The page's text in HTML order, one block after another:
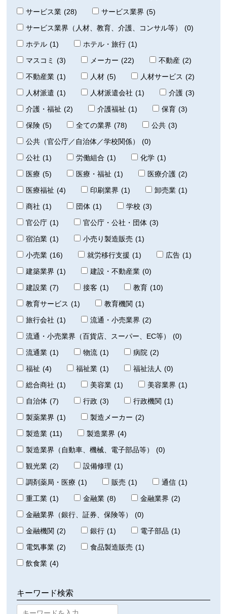
サービス業 (28) サービス業界 (5)
サービス業界（人材、教育、介護、コンサル等）
(0)
ホテル (1) ホテル・旅行 (1)
マスコミ (3) メーカー (22) 不動産 (2)
不動産業 (1) 人材 (5) 人材サービス (2)
人材派遣 (1) 人材派遣会社 (1) 介護 (3)
介護・福祉 (2) 介護福祉 (1) 保育 (3)
保険 (5) 全ての業界 (78) 公共 (3)
公共（官公庁／自治体／学校関係）
(0)
公社 (1) 労働組合 (1) 化学 (1)
医療 (5) 医療・福祉 (1) 医療介護 (2)
医療福祉 (4) 印刷業界 (1) 卸売業 (1)
商社 (1) 団体 (1) 学校 (3)
官公庁 (1) 官公庁・公社・団体 (3)
宿泊業 (1) 小売り製造販売 (1)
小売業 (16) 就労移行支援 (1) 広告 (1)
建築業界 (1) 建設・不動産業 (0)
建設業 (7) 接客 (1) 教育 (10)
教育サービス (1) 教育機関 (1)
旅行会社 (1) 流通・小売業界 (2)
流通・小売業界（百貨店、スーパー、EC等）
(0)
流通業 (1) 物流 (1) 病院 (2)
福祉 (4) 福祉業 (1) 福祉法人 (0)
総合商社 (1) 美容業 (1) 美容業界 (1)
自治体 (7) 行政 (3) 行政機関 (1)
製薬業界 (1) 製造メーカー (2)
製造業 (11) 製造業界 (4)
製造業界（自動車、機械、電子部品等）
(0)
観光業 (2) 設備修理 (1)
調剤薬局・医療 (1) 販売 (1) 通信 (1)
重工業 (1) 金融業 (8) 金融業界 (2)
金融業界（銀行、証券、保険等）
(0)
金融機関 (2) 銀行 (1) 電子部品 (1)
電気事業 (2) 食品製造販売 (1)
飲食業 (4)
キーワード検索